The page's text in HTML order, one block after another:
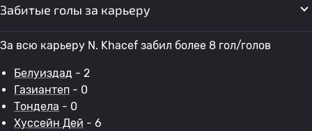
Забитые голы за карьеру
За всю карьеру N. Khacef забил более 8 гол/голов
Белуиздад - 2
Газиантеп - 0
Тондела - 0
Хуссейн Дей - 6